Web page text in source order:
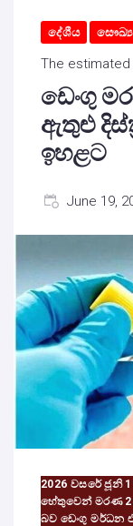
දේශීය
The estimated
ඩෙංගු
ඇතුළු
ඉහළට
June 19,
2026 වසරේ ජූනි
හේතුවෙන් මරණ
බව ඩෙංගු මර්ධන